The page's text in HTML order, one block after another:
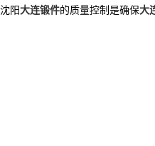
沈阳大连锻件的质量控制是确保大